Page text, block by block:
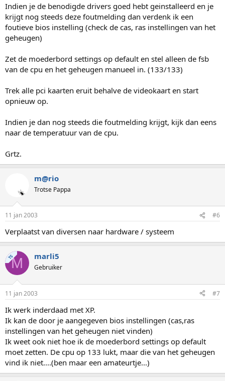
Indien je de benodigde drivers goed hebt geinstalleerd en je
krijgt nog steeds deze foutmelding dan verdenk ik een
foutieve bios instelling (check de cas, ras instellingen van het
geheugen)
Zet de moederbord settings op default en stel alleen de fsb
van de cpu en het geheugen manueel in. (133/133)
Trek alle pci kaarten eruit behalve de videokaart en start
opnieuw op.
Indien je dan nog steeds die foutmelding krijgt, kijk dan eens
naar de temperatuur van de cpu.
Grtz.
m@rio
Trotse Pappa
11 jan 2003 #6
Verplaatst van diversen naar hardware / systeem
TSM marli5
Gebruiker
11 jan 2003 #7
Ik werk inderdaad met XP.
Ik kan de door je aangegeven bios instellingen (cas,ras
instellingen van het geheugen niet vinden)
Ik weet ook niet hoe ik de moederbord settings op default
moet zetten. De cpu op 133 lukt, maar die van het geheugen
vind ik niet....(ben maar een amateurtje...)